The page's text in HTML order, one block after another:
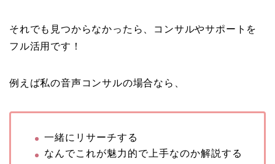
それでも見つからなかったら、コンサルやサポートを
フル活用です！
例えば私の音声コンサルの場合なら、
一緒にリサーチする
なんでこれが魅力的で上手なのか解説する